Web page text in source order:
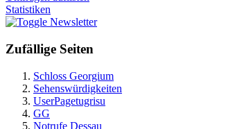
Statistiken
Newsletter
Zufällige Seiten
Schloss Georgium
Sehenswürdigkeiten
UserPagetugrisu
GG
Notrufe Dessau